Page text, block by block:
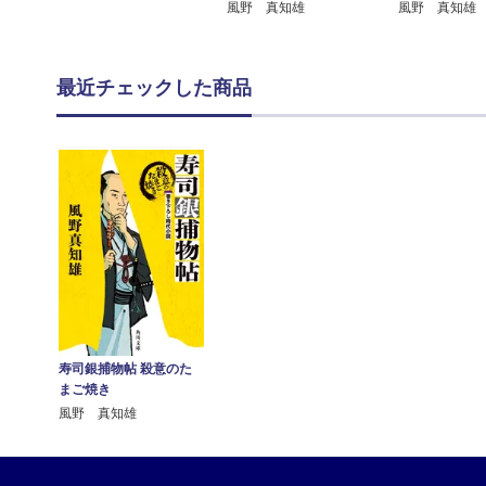
風野 真知雄 風野 真知雄
最近チェックした商品
寿司銀捕物帖 殺意のた
まご焼き
風野 真知雄